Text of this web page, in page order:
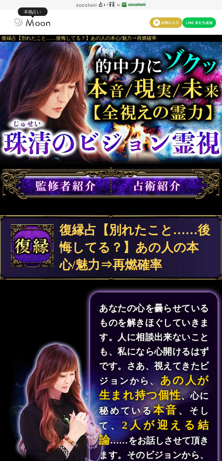
本格占い
復縁占【別れたこと……後悔してる？】あの人の本心/魅力⇒再燃確率
復縁占【別れたこと……後
悔してる？】あの人の本
心/魅力⇒再燃確率
あなたの心を曇らせている
ものを解きほぐしていきま
す。人に相談出来ないこと
も、私になら心開けるはず
です。さあ、視えてきたビ
ジョンから、 あの人が
生まれ持つ個性、心に
秘めている本音 、そし
て、2人が迎える結
論……をお話しさせて頂き
ます。そのビジョンから、